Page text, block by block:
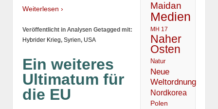
Weiterlesen ›
Veröffentlicht in Analysen Getagged mit:
Hybrider Krieg, Syrien, USA
Ein weiteres
Ultimatum für
die EU
Maidan
Medien
MH 17
Naher
Osten
Natur
Neue
Weltordnung
Nordkorea
Polen